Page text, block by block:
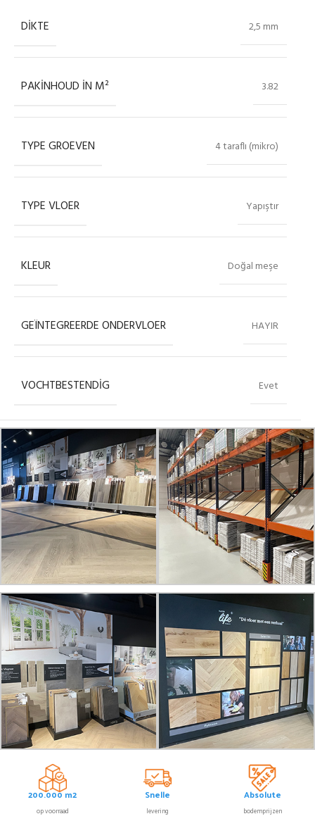
DIKTE 2,5 mm
PAKINHOUD IN M² 3.82
TYPE GROEVEN 4 taraflı (mikro)
TYPE VLOER Yapıştır
KLEUR Doğal meşe
GEÏNTEGREERDE ONDERVLOER HAYIR
VOCHTBESTENDIG Evet
200.000 m2
op voorraad
Snelle
levering
Absolute
bodemprijzen